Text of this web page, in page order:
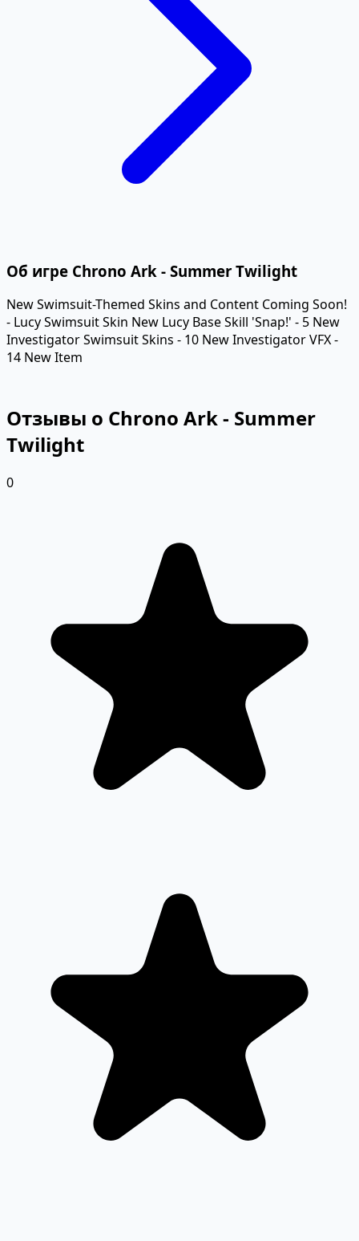
Об игре Chrono Ark - Summer Twilight
New Swimsuit-Themed Skins and Content Coming Soon!
- Lucy Swimsuit Skin New Lucy Base Skill 'Snap!' - 5 New
Investigator Swimsuit Skins - 10 New Investigator VFX -
14 New Item
Отзывы о Chrono Ark - Summer
Twilight
0